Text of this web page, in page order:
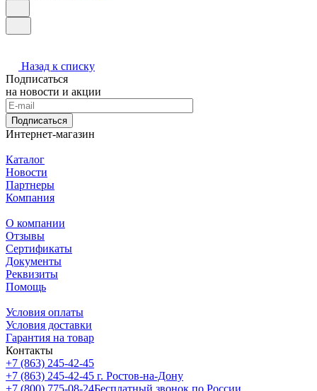
Назад к списку
Подписаться
на новости и акции
Подписаться
Интернет-магазин
Каталог
Новости
Партнеры
Компания
О компании
Отзывы
Сертификаты
Документы
Реквизиты
Помощь
Условия оплаты
Условия доставки
Гарантия на товар
Контакты
+7 (863) 245-42-45
+7 (863) 245-42-45 г. Ростов-на-Дону